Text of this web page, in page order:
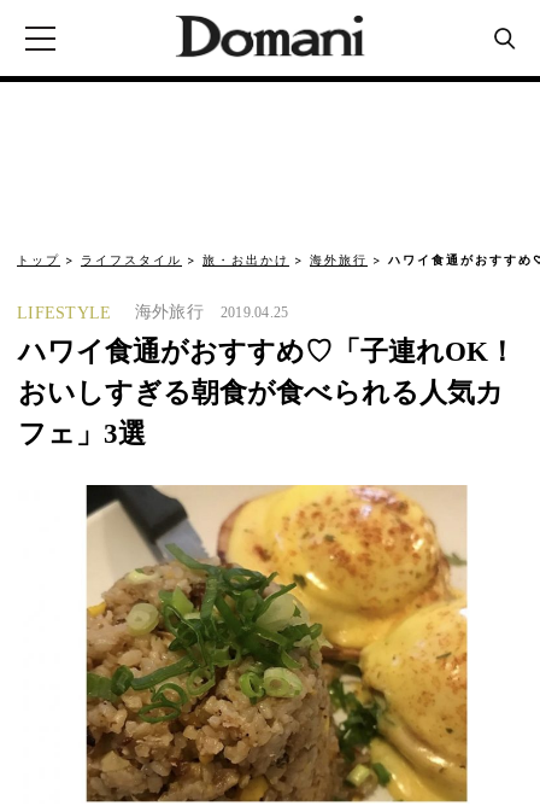
トップ ライフスタイル 旅・お出かけ 海外旅行 ハワイ食通がおすす
LIFESTYLE 海外旅行 2019.04.25
ハワイ食通がおすすめ♡「子連れOK！
おいしすぎる朝食が食べられる人気カ
フェ」3選